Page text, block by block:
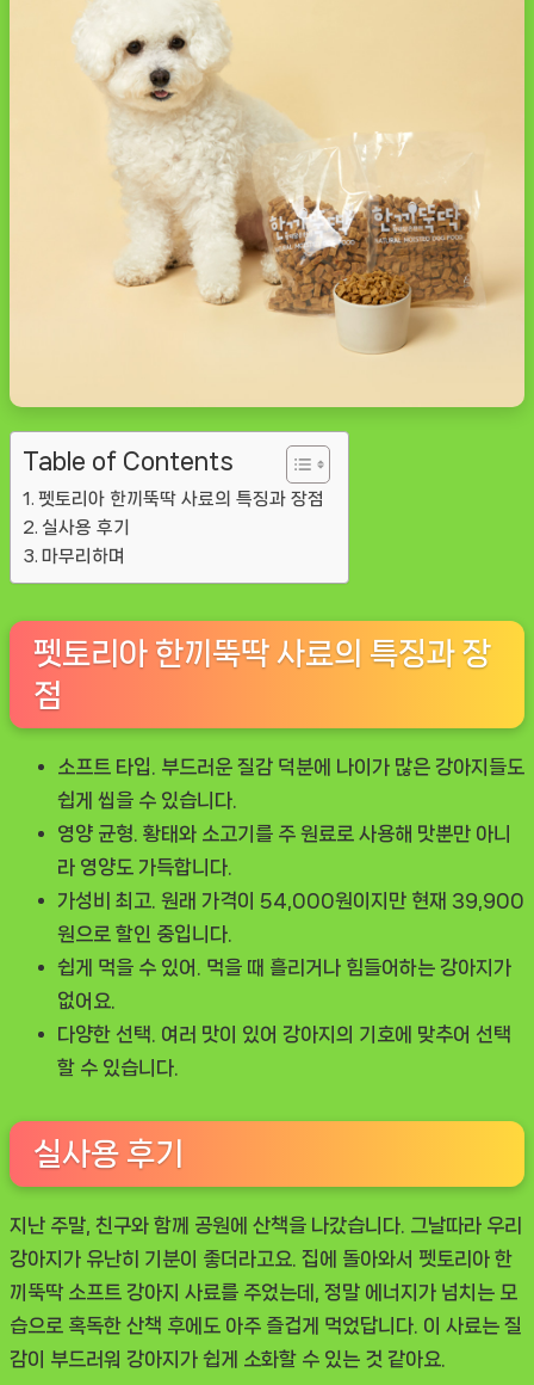
Table of Contents
펫토리아 한끼뚝딱 사료의 특징과 장점
실사용 후기
마무리하며
펫토리아 한끼뚝딱 사료의 특징과 장
점
소프트 타입.
부드러운 질감 덕분에 나이가 많은 강아지들도
쉽게 씹을 수 있습니다.
영양 균형. 황태와 소고기를 주 원료로 사용해 맛뿐만 아니
라 영양도 가득합니다.
가성비 최고. 원래 가격이 54,000원이지만 현재 39,900
원으로 할인 중입니다.
쉽게 먹을 수 있어.
먹을 때 흘리거나 힘들어하는 강아지가
없어요.
다양한 선택. 여러 맛이 있어 강아지의 기호에 맞추어 선택
할 수 있습니다.
실사용 후기
지난 주말, 친구와 함께 공원에 산책을 나갔습니다. 그날따라 우리
강아지가 유난히 기분이 좋더라고요. 집에 돌아와서 펫토리아 한
끼뚝딱 소프트 강아지 사료를 주었는데, 정말 에너지가 넘치는 모
습으로 혹독한 산책 후에도 아주 즐겁게 먹었답니다. 이 사료는 질
감이 부드러워 강아지가 쉽게 소화할 수 있는 것 같아요.